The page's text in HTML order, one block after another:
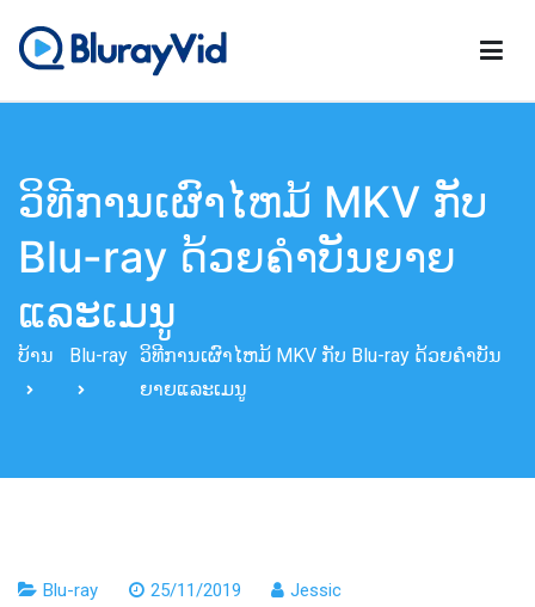
BlurayVid
ວິ​ທີ​ການ​ເຜົາ​ໄຫມ້ MKV ກັບ
Blu​-ray ດ້ວຍ​ຄໍາ​ບັນ​ຍາຍ​
ແລະ​ເມ​ນູ​
ບ້ານ Blu-ray ວິ​ທີ​ການ​ເຜົາ​ໄຫມ້ MKV ກັບ Blu​-ray ດ້ວຍ​ຄໍາ​ບັນ​
ຍາຍ​ແລະ​ເມ​ນູ​
Blu-ray 25/11/2019 Jessic